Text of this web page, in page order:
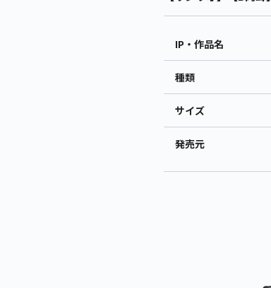
IP・作品名
種類
サイズ
発売元